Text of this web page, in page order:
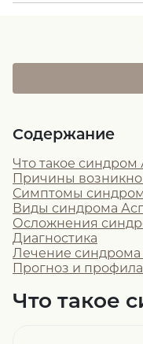
Содержание
Что такое синдром
Причины
Симптомы
Виды синдрома
Осложнения
Диагностика
Лечение синдрома
Прогноз и
Что такое